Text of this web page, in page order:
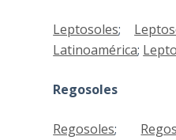
Leptosoles;
Latinoamérica;
Regosoles
Regosoles;